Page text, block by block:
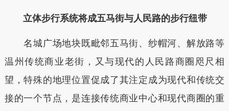
立体步行系统将成五马街与人民路的步行纽带
名城广场地块既毗邻五马街、纱帽河、解放路等
温州传统商业老街，又与现代的人民路商圈咫尺相
望，特殊的地理位置促成了其注定成为现代和传统交
接的一个节点，是连接传统商业中心和现代商圈的重